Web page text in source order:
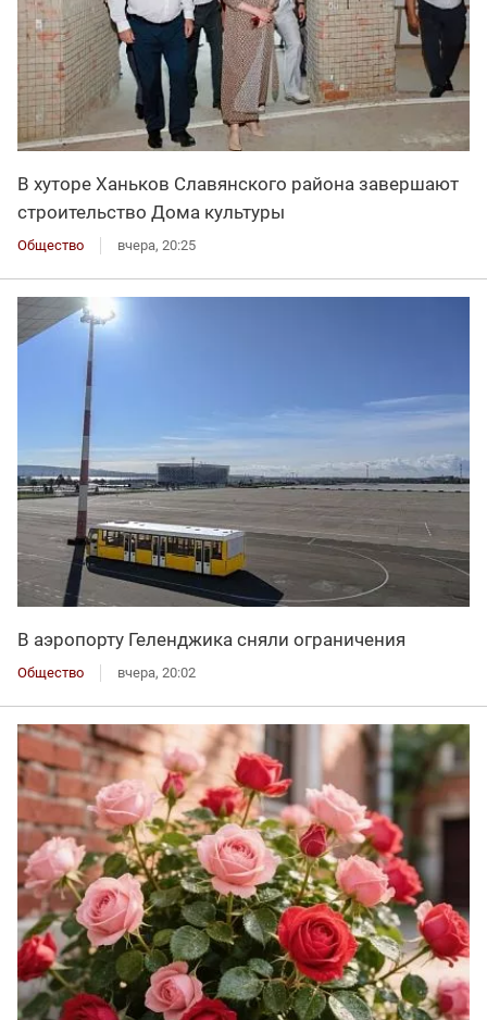
В хуторе Ханьков Славянского района завершают
строительство Дома культуры
Общество вчера, 20:25
В аэропорту Геленджика сняли ограничения
Общество вчера, 20:02